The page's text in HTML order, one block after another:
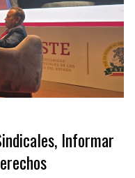
Informar